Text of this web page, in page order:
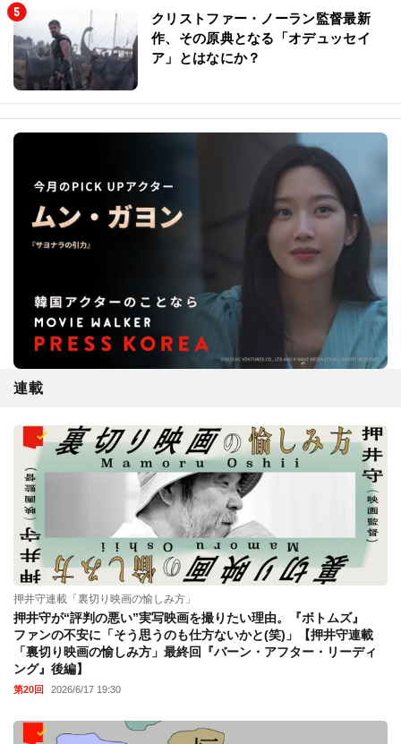
クリストファー・ノーラン監督最新
作、その原典となる「オデュッセイ
ア」とはなにか？
連載
押井守連載「裏切り映画の愉しみ方」
押井守が“評判の悪い”実写映画を撮りたい理由。『ボトムズ』
ファンの不安に「そう思うのも仕方ないかと(笑)」【押井守連載
「裏切り映画の愉しみ方」最終回『バーン・アフター・リーディ
ング』後編】
第20回 2026/6/17 19:30